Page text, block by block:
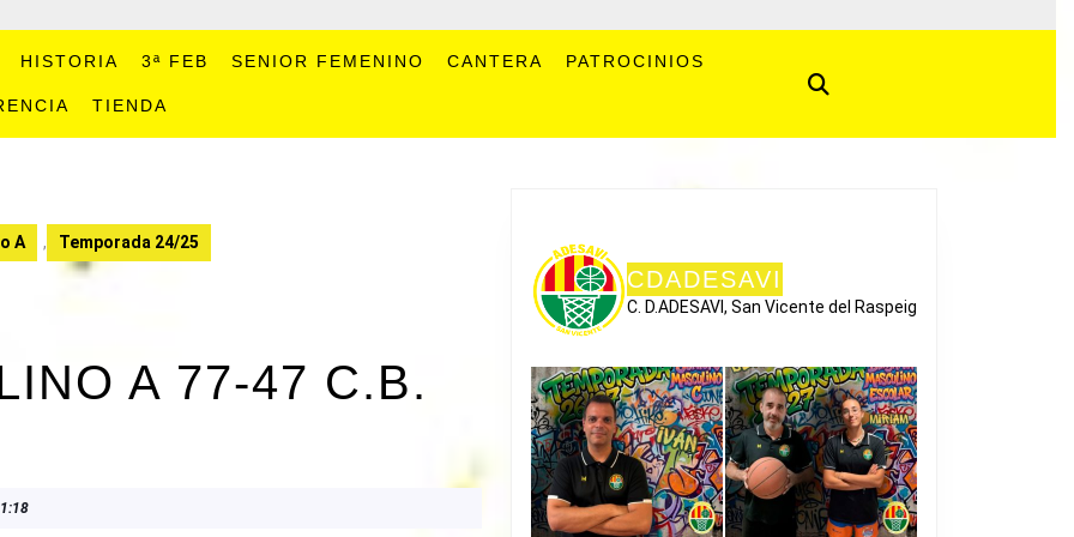
HISTORIA 3ª FEB SENIOR FEMENINO CANTERA PATROCINIOS
TIENDA
A , Temporada 24/25
A 77-47 C.B.
CDADESAVI
C. D.ADESAVI, San Vicente del Raspeig